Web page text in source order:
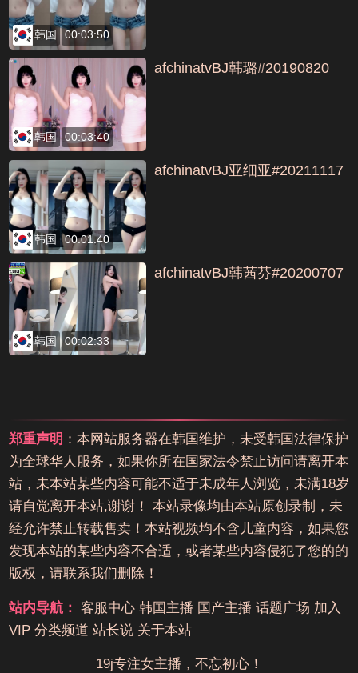
韩国 00:03:50
韩国 00:03:40
afchinatvBJ韩璐#20190820
韩国 00:01:40
afchinatvBJ亚细亚#20211117
韩国 00:02:33
afchinatvBJ韩茜芬#20200707
郑重声明 ：本网站服务器在韩国维护，未受韩国法律保护
为全球华人服务，如果你所在国家法令禁止访问请离开本
站，未本站某些内容可能不适于未成年人浏览，未满18岁
请自觉离开本站,谢谢！ 本站录像均由本站原创录制，未
经允许禁止转载售卖！本站视频均不含儿童内容，如果您
发现本站的某些内容不合适，或者某些内容侵犯了您的的
版权，请联系我们删除！
站内导航： 客服中心 韩国主播 国产主播 话题广场 加入
VIP 分类频道 站长说 关于本站
19j专注女主播，不忘初心！